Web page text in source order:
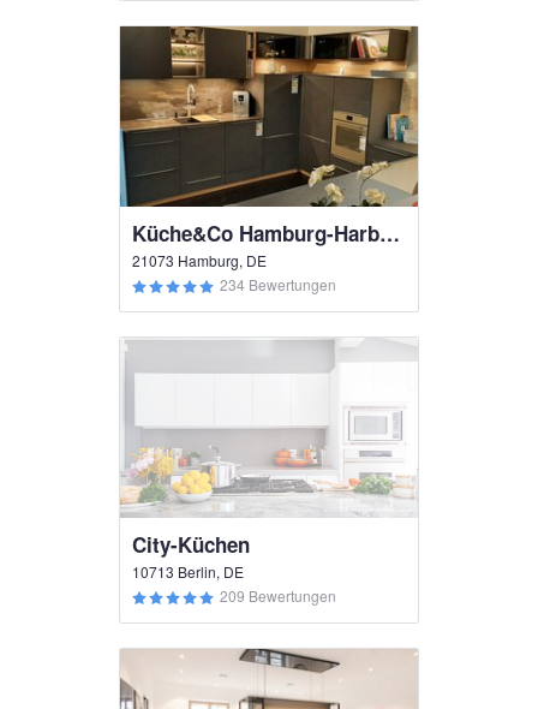
Küche&Co Hamburg-Harburg
21073 Hamburg, DE
234 Bewertungen
City-Küchen
10713 Berlin, DE
209 Bewertungen